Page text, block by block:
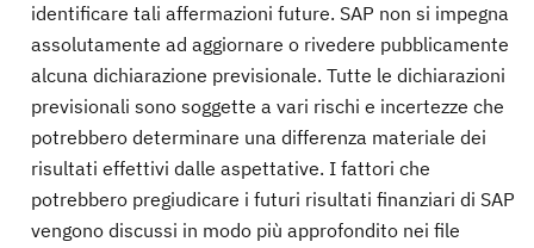
identificare tali affermazioni future. SAP non si impegna
assolutamente ad aggiornare o rivedere pubblicamente
alcuna dichiarazione previsionale. Tutte le dichiarazioni
previsionali sono soggette a vari rischi e incertezze che
potrebbero determinare una differenza materiale dei
risultati effettivi dalle aspettative. I fattori che
potrebbero pregiudicare i futuri risultati finanziari di SAP
vengono discussi in modo più approfondito nei file